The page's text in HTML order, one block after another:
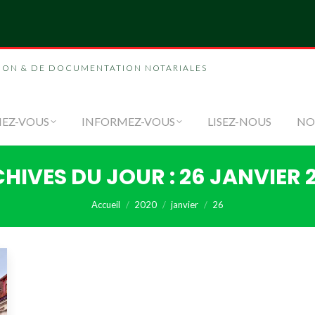
& DE DOCUMENTATION NOTARIALES
VOUS INFORMEZ-VOUS LISEZ-NOUS
DU JOUR :26 JANVIER
Accueil 2020 janvier 26